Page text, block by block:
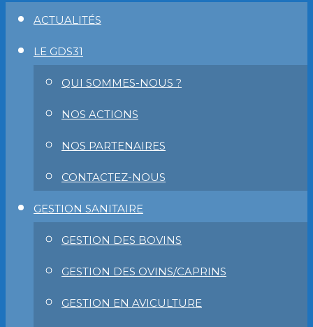
ACTUALITÉS
LE GDS31
QUI SOMMES-NOUS ?
NOS ACTIONS
NOS PARTENAIRES
CONTACTEZ-NOUS
GESTION SANITAIRE
GESTION DES BOVINS
GESTION DES OVINS/CAPRINS
GESTION EN AVICULTURE